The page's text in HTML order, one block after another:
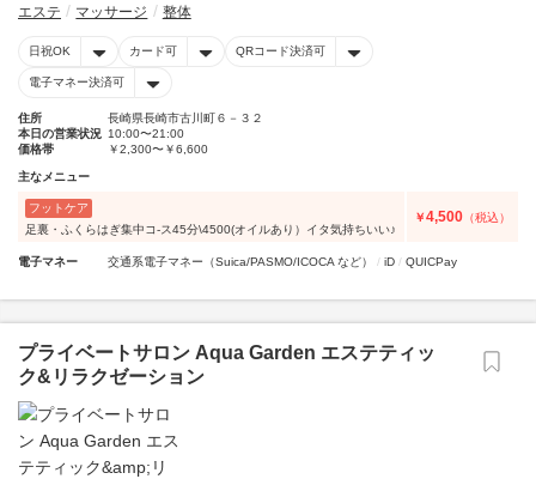
エステ マッサージ 整体
日祝OK カード可 QRコード決済可
電子マネー決済可
住所
長崎県長崎市古川町６－３２
本日の営業状況 10:00〜21:00
価格帯
￥2,300〜￥6,600
主なメニュー
フットケア
足裏・ふくらはぎ集中コ-ス45分\4500(オイルあり）イタ気持ちいい♪
￥4,500 （税込）
電子マネー 交通系電子マネー（Suica/PASMO/ICOCA など） iD QUICPay
プライベートサロン Aqua Garden エステティッ
ク&リラクゼーション